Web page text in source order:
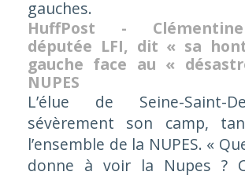
gauches.
HuffPost -
députée LFI, dit « sa
gauche face au «
NUPES
L’élue de Seine-Saint-
sévèrement son camp,
l’ensemble de la NUPES. «
donne à voir la Nupes ?